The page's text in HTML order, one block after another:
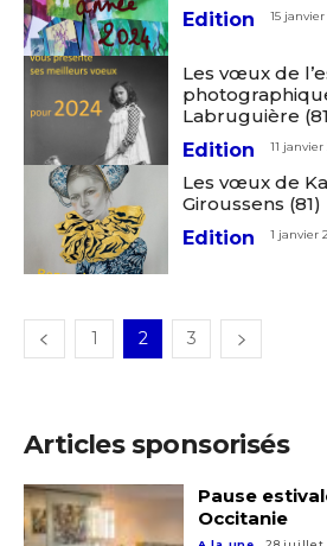
J'accepte lestermes et
* Champ obligatoire
Prénom
Statut / Organisation
J'accepte les termes et
Edition
15
Les vœux de
Labruguière
Edition
11
Les vœux de
Giroussens (81)
Edition
1 janvier
1 2 3
Articles sponsorisés
Pause
Occitanie